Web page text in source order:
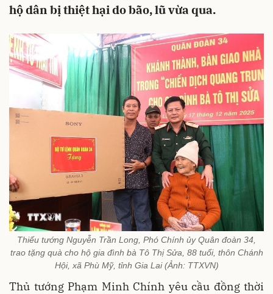
hộ dân bị thiệt hại do bão, lũ vừa qua.
Thiếu tướng Nguyễn Trần Long, Phó Chính ủy Quân đoàn 34,
trao tặng quà cho hộ gia đình bà Tô Thị Sửa, 88 tuổi, thôn Chánh
Hội, xã Phù Mỹ, tỉnh Gia Lai (Ảnh: TTXVN)
Thủ tướng Phạm Minh Chính yêu cầu đồng thời